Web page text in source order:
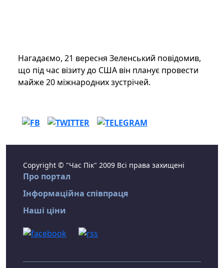
Нагадаємо, 21 вересня Зеленський повідомив,
що під час візиту до США він планує провести
майже 20 міжнародних зустрічей.
Copyright © "Час Пік" 2009 Всі права захищені
Про портал
Інформаційна співпраця
Наші ціни